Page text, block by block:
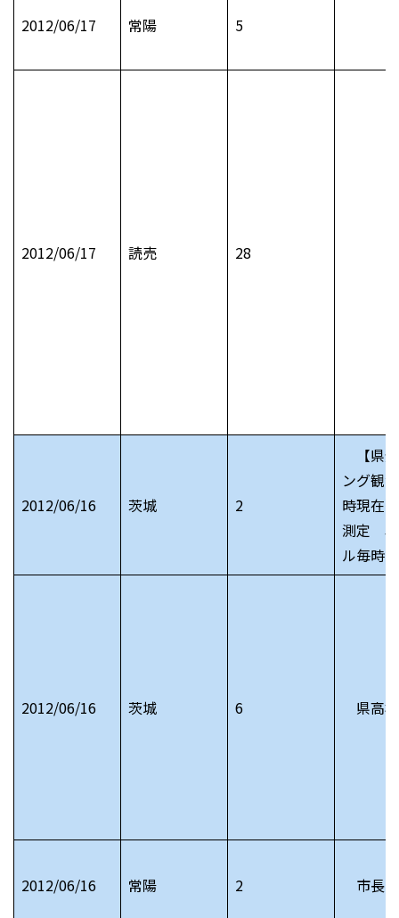
2012/06/17 常陽 5
2012/06/17 読売 28
2012/06/16 茨城 2
【県
ング観
時現在
測定 単
ル毎時
2012/06/16 茨城 6 県高
2012/06/16 常陽 2 市長